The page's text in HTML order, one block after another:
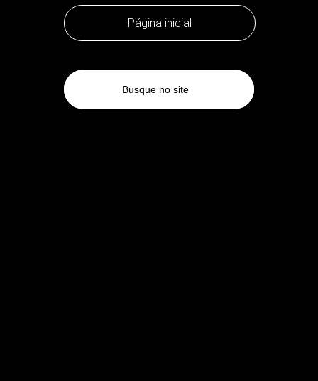
Página inicial